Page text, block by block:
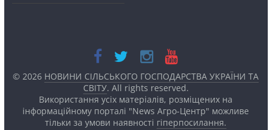
© 2026 НОВИНИ СІЛЬСЬКОГО ГОСПОДАРСТВА УКРАЇНИ ТА
СВІТУ. All rights reserved.
Використання усіх матеріалів, розміщених на
інформаційному порталі "News Агро-Центр" можливе
тільки за умови наявності гіперпосилання.